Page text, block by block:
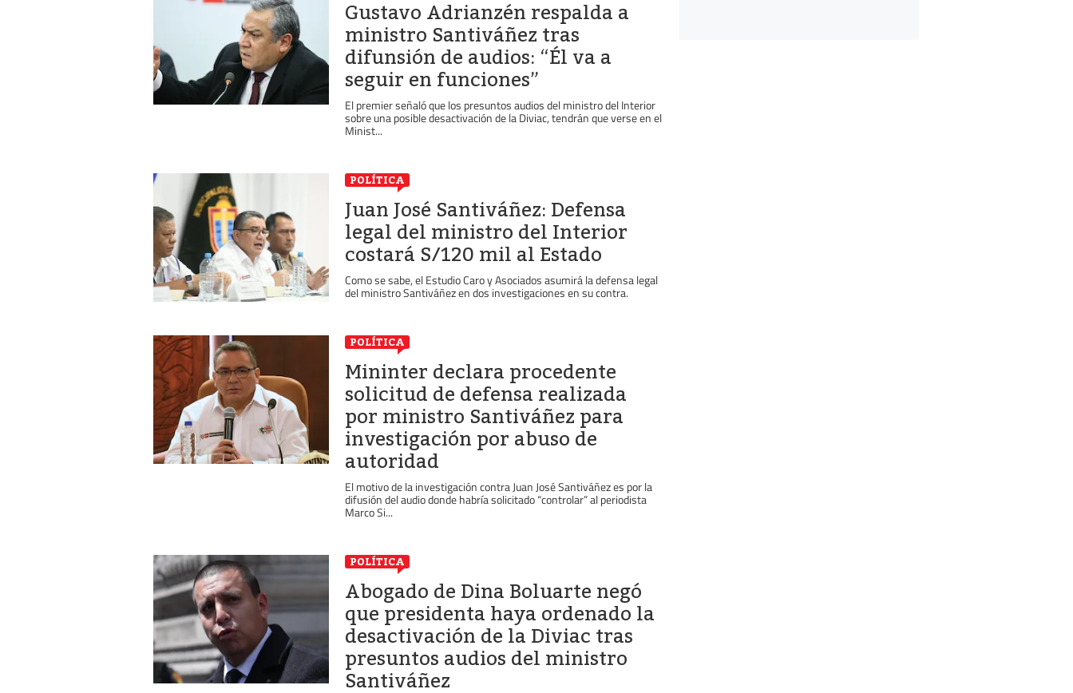
Gustavo Adrianzén respalda a
ministro Santiváñez tras
difunsión de audios: “Él va a
seguir en funciones”
El premier señaló que los presuntos audios del ministro del Interior
sobre una posible desactivación de la Diviac, tendrán que verse en el
Minist...
POLÍTICA
Juan José Santiváñez: Defensa
legal del ministro del Interior
costará S/120 mil al Estado
Como se sabe, el Estudio Caro y Asociados asumirá la defensa legal
del ministro Santiváñez en dos investigaciones en su contra.
POLÍTICA
Mininter declara procedente
solicitud de defensa realizada
por ministro Santiváñez para
investigación por abuso de
autoridad
El motivo de la investigación contra Juan José Santiváñez es por la
difusión del audio donde habría solicitado “controlar” al periodista
Marco Si...
POLÍTICA
Abogado de Dina Boluarte negó
que presidenta haya ordenado la
desactivación de la Diviac tras
presuntos audios del ministro
Santiváñez